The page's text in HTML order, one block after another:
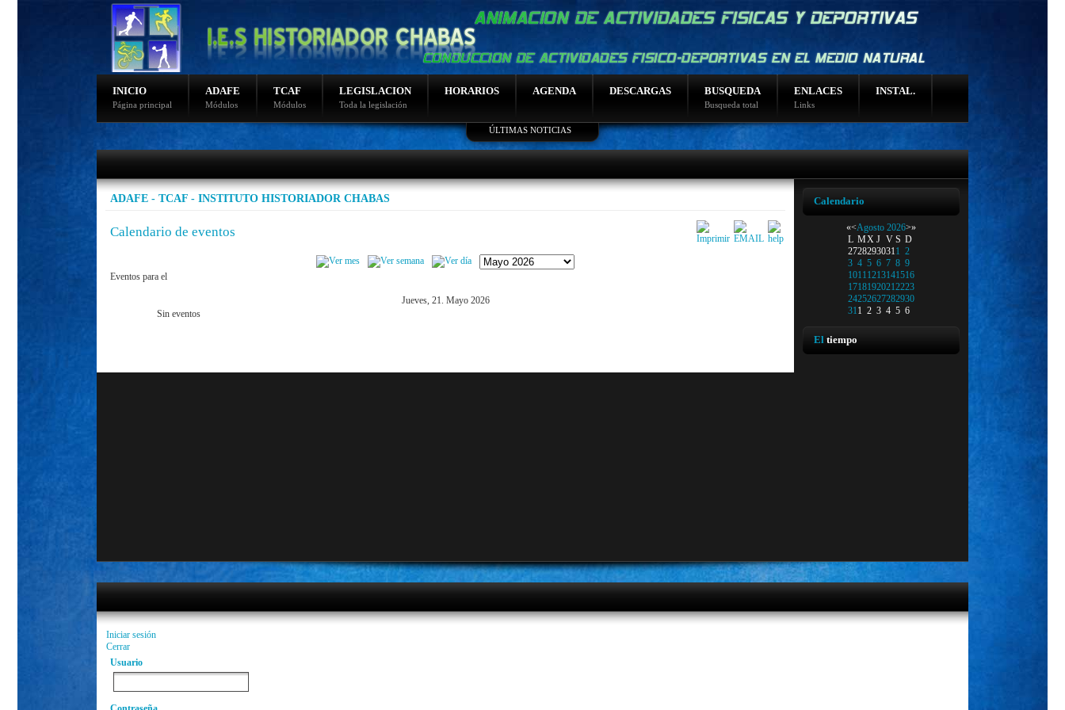
INICIO
Página principal
ADAFE
Módulos
TCAF
Módulos
LEGISLACION
Toda la legislación
HORARIOS AGENDA DESCARGAS BUSQUEDA
Busqueda total
ENLACES
Links
INSTAL.
Video de nudos
Fotos sierra nevada 2014
Programación montaña
Lo más leido
Salidas curso montaña
ÚLTIMAS NOTICIAS
ADAFE - TCAF - INSTITUTO HISTORIADOR CHABAS
Calendario de eventos
Eventos para el
Jueves, 21. Mayo 2026
Sin eventos
Calendario
«<Agosto 2026>»
L MX J V S D
27282930311 2
3 4 5 6 7 8 9
10111213141516
17181920212223
24252627282930
311 2 3 4 5 6
El tiempo
Iniciar sesión
Cerrar
Usuario